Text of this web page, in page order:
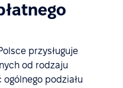
przysługuje
od rodzaju
podziału